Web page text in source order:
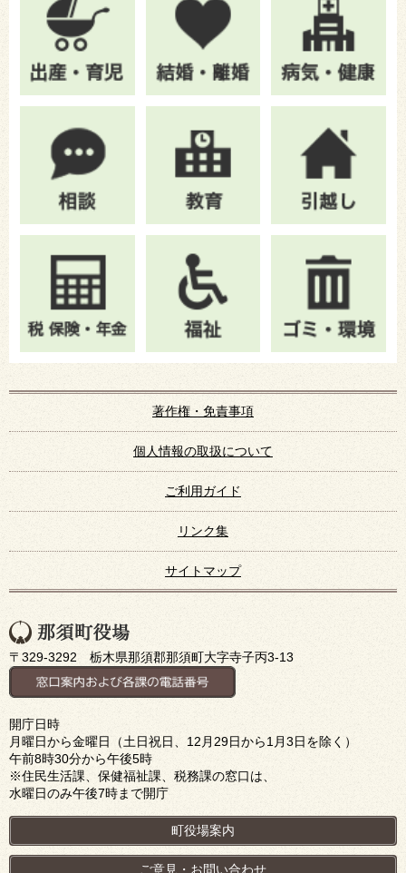
著作権・免責事項
個人情報の取扱について
ご利用ガイド
リンク集
サイトマップ
〒329-3292 栃木県那須郡那須町大字寺子丙3-13
開庁日時
月曜日から金曜日（土日祝日、12月29日から1月3日を除く）
午前8時30分から午後5時
※住民生活課、保健福祉課、税務課の窓口は、
水曜日のみ午後7時まで開庁
町役場案内
ご意見・お問い合わせ